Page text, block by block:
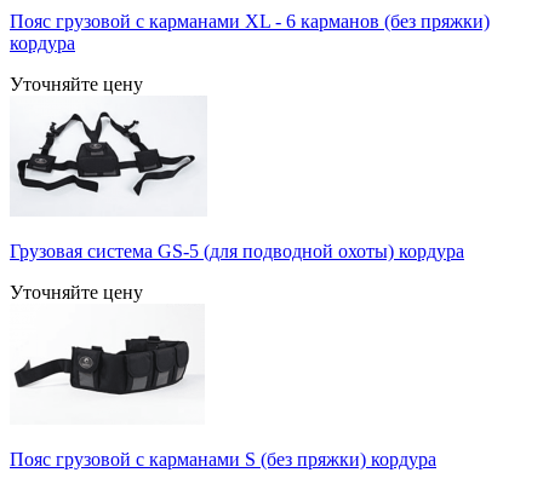
Пояс грузовой с карманами XL - 6 карманов (без пряжки)
кордура
Уточняйте цену
Грузовая система GS-5 (для подводной охоты) кордура
Уточняйте цену
Пояс грузовой с карманами S (без пряжки) кордура